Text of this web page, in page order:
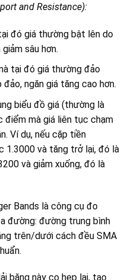
and Resistance):
đó giá thường bật lên do
sâu hơn.
tại đó giá thường đảo
ngăn giá tăng cao hơn.
biểu đồ giá (thường là
điểm mà giá liên tục chạm
Ví dụ, nếu cặp tiền
1.3000 và tăng trở lại, đó là
và giảm xuống, đó là
Bands là công cụ đo
đường: đường trung bình
trên/dưới cách đều SMA
băng này co hẹp lại, tạo